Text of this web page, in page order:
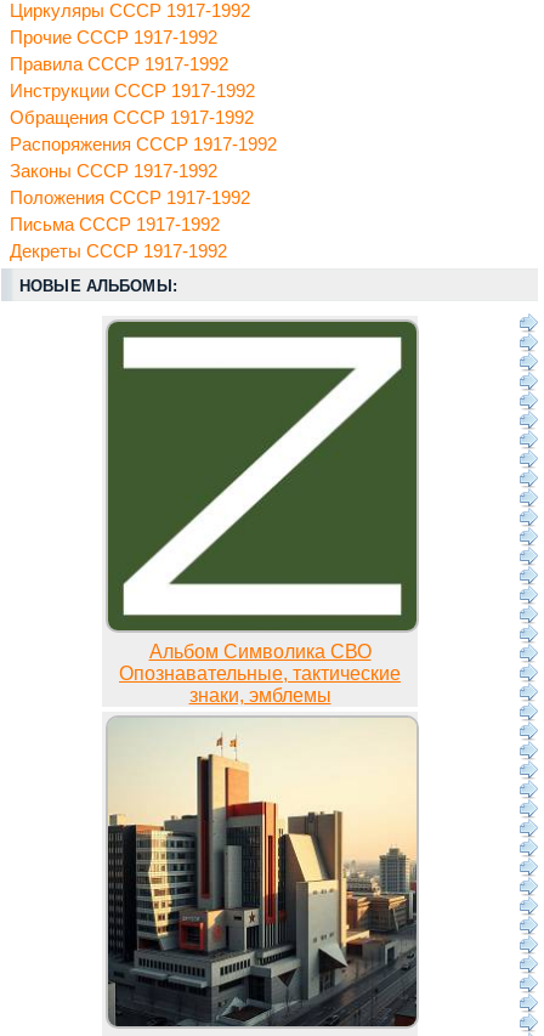
Циркуляры СССР 1917-1992
Прочие СССР 1917-1992
Правила СССР 1917-1992
Инструкции СССР 1917-1992
Обращения СССР 1917-1992
Распоряжения СССР 1917-1992
Законы СССР 1917-1992
Положения СССР 1917-1992
Письма СССР 1917-1992
Декреты СССР 1917-1992
НОВЫЕ АЛЬБОМЫ:
Альбом Символика СВО
Опознавательные, тактические
знаки, эмблемы